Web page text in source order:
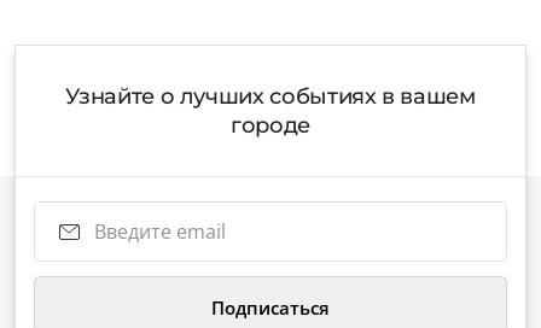
Узнайте о лучших событиях в вашем
городе